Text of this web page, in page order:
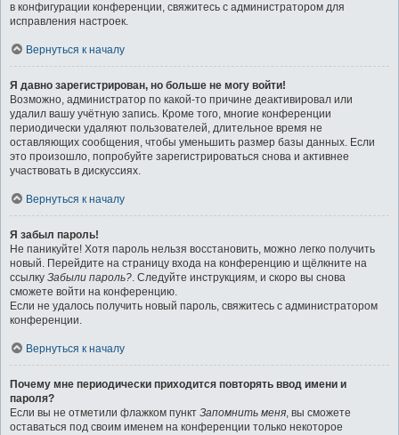
в конфигурации конференции, свяжитесь с администратором для
исправления настроек.
Вернуться к началу
Я давно зарегистрирован, но больше не могу войти!
Возможно, администратор по какой-то причине деактивировал или
удалил вашу учётную запись. Кроме того, многие конференции
периодически удаляют пользователей, длительное время не
оставляющих сообщения, чтобы уменьшить размер базы данных. Если
это произошло, попробуйте зарегистрироваться снова и активнее
участвовать в дискуссиях.
Вернуться к началу
Я забыл пароль!
Не паникуйте! Хотя пароль нельзя восстановить, можно легко получить
новый. Перейдите на страницу входа на конференцию и щёлкните на
ссылку Забыли пароль?. Следуйте инструкциям, и скоро вы снова
сможете войти на конференцию.
Если не удалось получить новый пароль, свяжитесь с администратором
конференции.
Вернуться к началу
Почему мне периодически приходится повторять ввод имени и
пароля?
Если вы не отметили флажком пункт Запомнить меня, вы сможете
оставаться под своим именем на конференции только некоторое